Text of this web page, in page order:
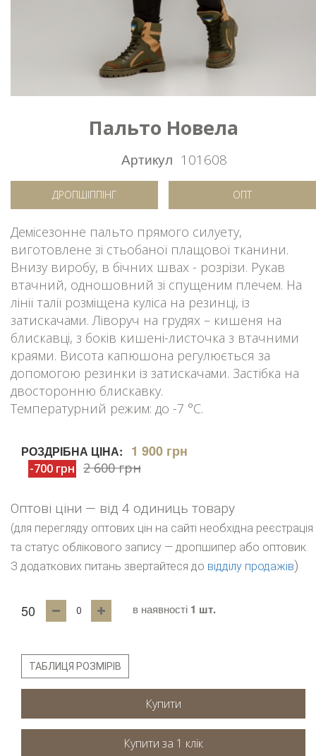
Пальто Новела
Артикул 101608
ДРОПШІППІНГ ОПТ
Демісезонне пальто прямого силуету,
виготовлене зі стьобаної плащової тканини.
Внизу виробу, в бічних швах - розрізи. Рукав
втачний, одношовний зі спущеним плечем. На
лінії талії розміщена куліса на резинці, із
затискачами. Ліворуч на грудях – кишеня на
блискавці, з боків кишені-листочка з втачними
краями. Висота капюшона регулюється за
допомогою резинки із затискачами. Застібка на
двосторонню блискавку.
Температурний режим: до -7 °C.
РОЗДРІБНА ЦІНА: 1 900 грн
-700 грн 2 600 грн
Оптові ціни — від 4 одиниць товару
(для перегляду оптових цін на сайті необхідна реєстрація
та статус облікового запису — дропшипер або оптовик.
З додаткових питань звертайтеся до відділу продажів)
50 в наявності 1 шт.
ТАБЛИЦЯ РОЗМІРІВ
Купити